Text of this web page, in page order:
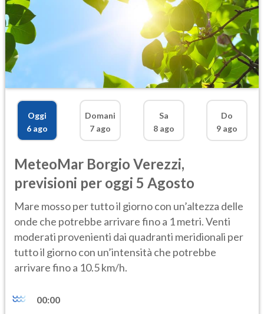
Oggi
6 ago
Domani
7 ago
Sa
8 ago
Do
9 ago
MeteoMar Borgio Verezzi,
previsioni per oggi 5 Agosto
Mare mosso per tutto il giorno con un’altezza delle
onde che potrebbe arrivare fino a 1 metri. Venti
moderati provenienti dai quadranti meridionali per
tutto il giorno con un’intensità che potrebbe
arrivare fino a 10.5 km/h.
00:00